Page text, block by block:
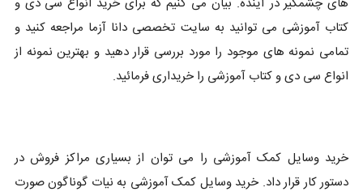
کتاب آموزشی می توانید به سایت تخصصی دانا آزما مراجعه کنید و
تمامی نمونه های موجود را مورد بررسی قرار دهید و بهترین نمونه از
انواع سی دی و کتاب آموزشی را خریداری فرمائید.
خرید وسایل کمک آموزشی را می توان از بسیاری مراکز فروش در
دستور کار قرار داد. خرید وسایل کمک آموزشی به نیات گوناگون صورت